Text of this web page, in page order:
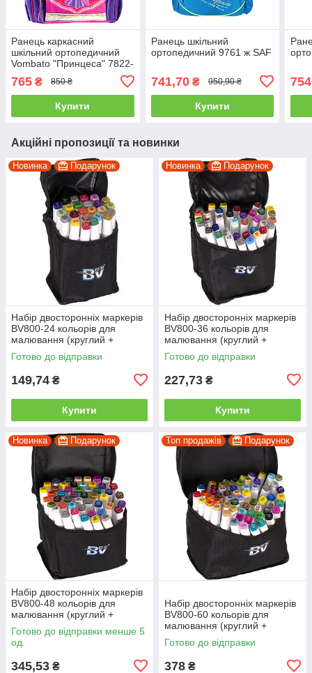
Ранець каркасний
шкільний ортопедичний
Vombato "Принцеса" 7822-
765 ₴ 850 ₴
Купити
Ранець шкільний
ортопедичний 9761 ж SAF
741,70₴ 950,90 ₴
Купити
Акційні пропозиції та новинки
Новинка Подарунок
Набір двосторонніх маркерів
BV800-24 кольорів для
малювання (круглий +
скошений.) квадратний у
сумці
Готово до відправки
149,74 ₴
Купити
Новинка Подарунок
Набір двосторонніх маркерів
BV800-36 кольорів для
малювання (круглий +
скісний.) квадратний у сумці
Готово до відправки
227,73 ₴
Купити
Новинка Подарунок
Набір двосторонніх маркерів
BV800-48 кольорів для
малювання (круглий +
скісний.) квадратний у сумці
Готово до відправки менше 5
од.
345,53 ₴
Топ продажів Подарунок
Набір двосторонніх маркерів
BV800-60 кольорів для
малювання (круглий +
скісний.) квадратний у сумці
Готово до відправки
378 ₴